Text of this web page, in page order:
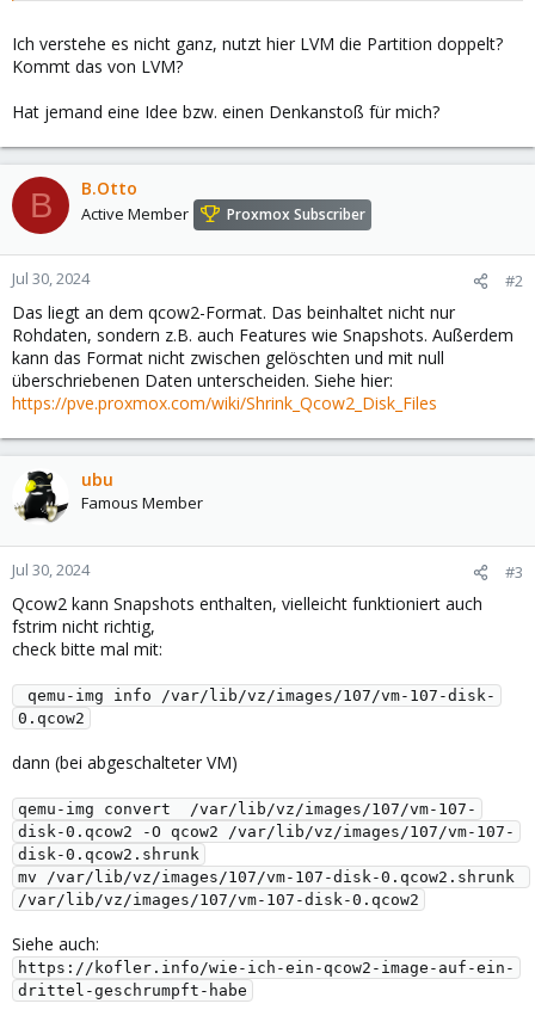
Ich verstehe es nicht ganz, nutzt hier LVM die Partition doppelt?
Kommt das von LVM?
Hat jemand eine Idee bzw. einen Denkanstoß für mich?
B B.Otto
Active Member Proxmox Subscriber
Jul 30, 2024 #2
Das liegt an dem qcow2-Format. Das beinhaltet nicht nur
Rohdaten, sondern z.B. auch Features wie Snapshots. Außerdem
kann das Format nicht zwischen gelöschten und mit null
überschriebenen Daten unterscheiden. Siehe hier:
https://pve.proxmox.com/wiki/Shrink_Qcow2_Disk_Files
ubu
Famous Member
Jul 30, 2024 #3
Qcow2 kann Snapshots enthalten, vielleicht funktioniert auch
fstrim nicht richtig,
check bitte mal mit:
0.qcow2
dann (bei abgeschalteter VM)
qemu-img convert  /var/lib/vz/images/107/vm-107-
disk-0.qcow2 -O qcow2 /var/lib/vz/images/107/vm-107-
disk-0.qcow2.shrunk
mv /var/lib/vz/images/107/vm-107-disk-0.qcow2.shrunk
/var/lib/vz/images/107/vm-107-disk-0.qcow2
Siehe auch:
https://kofler.info/wie-ich-ein-qcow2-image-auf-ein-
drittel-geschrumpft-habe